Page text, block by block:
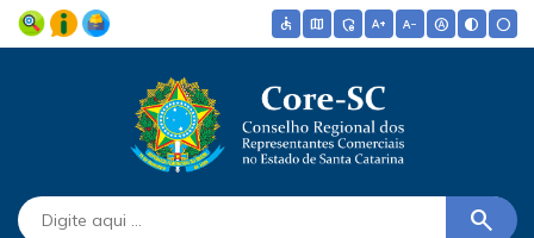
accessible map admin_panel_settings text_increase text_decrease hdr_auto contrast circle
search